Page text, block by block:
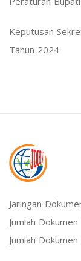
Keputusan
Tahun 2024
Jaringan
Jumlah
Jumlah